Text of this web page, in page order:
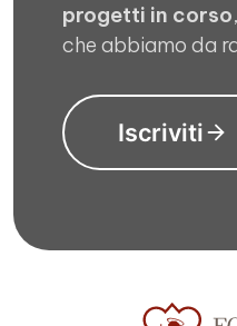
progetti in corso
che abbiamo da
Iscriviti